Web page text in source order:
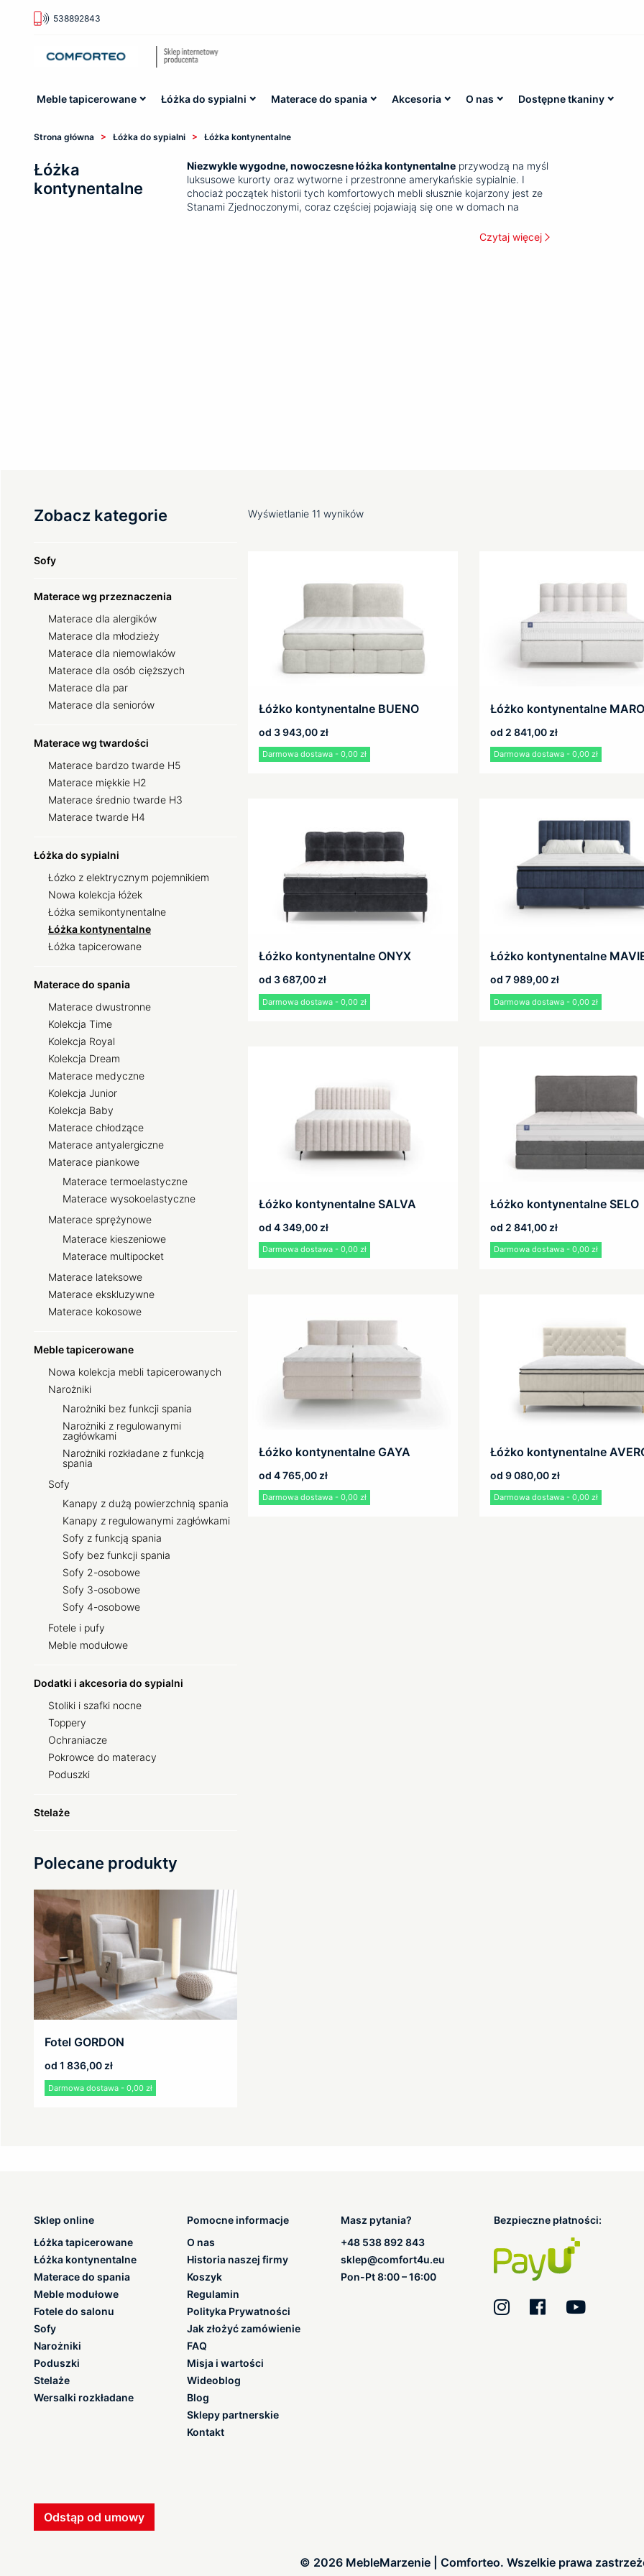
538892843
Meble tapicerowane Łóżka do sypialni Materace do spania Akcesoria O nas Dostępne tkaniny
Strona główna > Łóżka do sypialni > Łóżka kontynentalne
Łóżka
kontynentalne
Niezwykle wygodne, nowoczesne łóżka kontynentalne przywodzą na myśl
luksusowe kurorty oraz wytworne i przestronne amerykańskie sypialnie. I
chociaż początek historii tych komfortowych mebli słusznie kojarzony jest ze
Stanami Zjednoczonymi, coraz częściej pojawiają się one w domach na
Czytaj więcej
Zobacz kategorie
Sofy
Materace wg przeznaczenia
Materace dla alergików
Materace dla młodzieży
Materace dla niemowlaków
Materace dla osób cięższych
Materace dla par
Materace dla seniorów
Materace wg twardości
Materace bardzo twarde H5
Materace miękkie H2
Materace średnio twarde H3
Materace twarde H4
Łóżka do sypialni
Łózko z elektrycznym pojemnikiem
Nowa kolekcja łóżek
Łóżka semikontynentalne
Łóżka kontynentalne
Łóżka tapicerowane
Materace do spania
Materace dwustronne
Kolekcja Time
Kolekcja Royal
Kolekcja Dream
Materace medyczne
Kolekcja Junior
Kolekcja Baby
Materace chłodzące
Materace antyalergiczne
Materace piankowe
Materace termoelastyczne
Materace wysokoelastyczne
Materace sprężynowe
Materace kieszeniowe
Materace multipocket
Materace lateksowe
Materace ekskluzywne
Materace kokosowe
Meble tapicerowane
Nowa kolekcja mebli tapicerowanych
Narożniki
Narożniki bez funkcji spania
Narożniki z regulowanymi
zagłówkami
Narożniki rozkładane z funkcją
spania
Sofy
Kanapy z dużą powierzchnią spania
Kanapy z regulowanymi zagłówkami
Sofy z funkcją spania
Sofy bez funkcji spania
Sofy 2-osobowe
Sofy 3-osobowe
Sofy 4-osobowe
Fotele i pufy
Meble modułowe
Dodatki i akcesoria do sypialni
Stoliki i szafki nocne
Toppery
Ochraniacze
Pokrowce do materacy
Poduszki
Stelaże
Polecane produkty
Fotel GORDON
od 1 836,00 zł
Darmowa dostawa - 0,00 zł
Wyświetlanie 11 wyników
Łóżko kontynentalne BUENO
od 3 943,00 zł
Darmowa dostawa - 0,00 zł
Łóżko kontynentalne
od 2 841,00 zł
Darmowa dostawa - 0,00 zł
Łóżko kontynentalne ONYX
od 3 687,00zł
Darmowa dostawa - 0,00 zł
Łóżko kontynentalne
od 7 989,00zł
Darmowa dostawa - 0,00 zł
Łóżko kontynentalne SALVA
od 4 349,00 zł
Darmowa dostawa - 0,00 zł
Łóżko kontynentalne SELO
od 2 841,00 zł
Darmowa dostawa - 0,00 zł
Łóżko kontynentalne GAYA
od 4 765,00 zł
Darmowa dostawa - 0,00 zł
Łóżko kontynentalne
od 9 080,00 zł
Darmowa dostawa - 0,00 zł
Sklep online
Łóżka tapicerowane
Łóżka kontynentalne
Materace do spania
Meble modułowe
Fotele do salonu
Sofy
Narożniki
Poduszki
Stelaże
Wersalki rozkładane
Pomocne informacje
O nas
Historia naszej firmy
Koszyk
Regulamin
Polityka Prywatności
Jak złożyć zamówienie
FAQ
Misja i wartości
Wideoblog
Blog
Sklepy partnerskie
Kontakt
Masz pytania?
+48 538 892 843
sklep@comfort4u.eu
Pon-Pt 8:00 – 16:00
Bezpieczne płatności:
Odstąp od umowy
© 2026 MebleMarzenie | Comforteo. Wszelkie prawa